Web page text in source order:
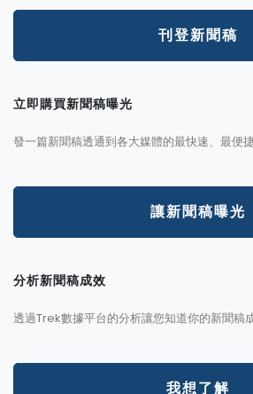
刊登新聞稿
立即購買新聞稿曝光
發一篇新聞稿透通到各大媒體的最快速、最便
讓新聞稿曝光
分析新聞稿成效
透過Trek數據平台的分析讓您知道你的新聞稿
我想了解